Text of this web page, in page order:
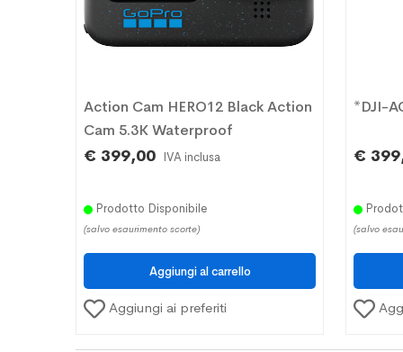
Action Cam HERO12 Black Action
Cam 5.3K Waterproof
€ 399,00 IVA inclusa
Prodotto Disponibile
(salvo esaurimento scorte)
Aggiungi ai preferiti
*DJI-
€
(salvo